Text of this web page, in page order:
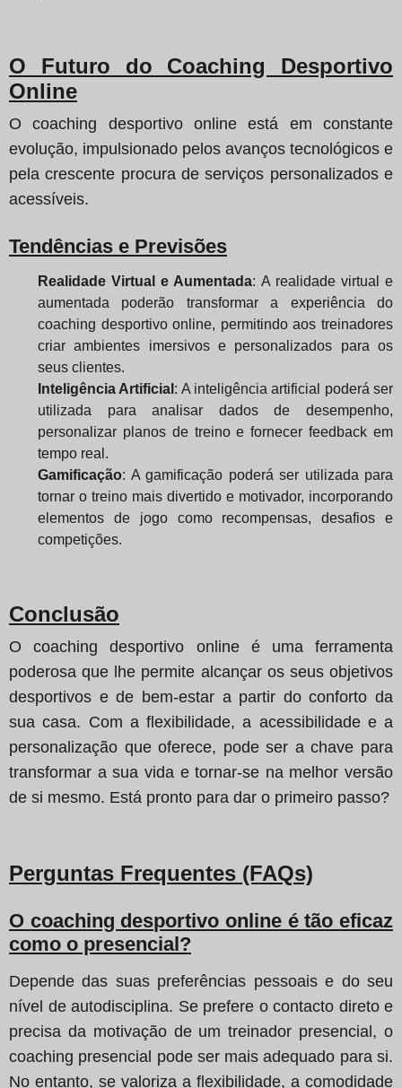
O Futuro do Coaching Desportivo
Online
O coaching desportivo online está em constante
evolução, impulsionado pelos avanços tecnológicos e
pela crescente procura de serviços personalizados e
acessíveis.
Tendências e Previsões
Realidade Virtual e Aumentada: A realidade virtual e
aumentada poderão transformar a experiência do
coaching desportivo online, permitindo aos treinadores
criar ambientes imersivos e personalizados para os
seus clientes.
Inteligência Artificial : A inteligência artificial poderá ser
utilizada para analisar dados de desempenho,
personalizar planos de treino e fornecer feedback em
tempo real.
Gamificação: A gamificação poderá ser utilizada para
tornar o treino mais divertido e motivador, incorporando
elementos de jogo como recompensas, desafios e
competições.
Conclusão
O coaching desportivo online é uma ferramenta
poderosa que lhe permite alcançar os seus objetivos
desportivos e de bem-estar a partir do conforto da
sua casa. Com a flexibilidade, a acessibilidade e a
personalização que oferece, pode ser a chave para
transformar a sua vida e tornar-se na melhor versão
de si mesmo. Está pronto para dar o primeiro passo?
Perguntas Frequentes (FAQs)
O coaching desportivo online é tão eficaz
como o presencial?
Depende das suas preferências pessoais e do seu
nível de autodisciplina. Se prefere o contacto direto e
precisa da motivação de um treinador presencial, o
coaching presencial pode ser mais adequado para si.
No entanto, se valoriza a flexibilidade, a comodidade